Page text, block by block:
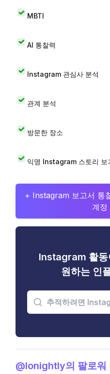
MBTI
AI 통찰력
Instagram 관심사 분석
관계 분석
방문한 장소
익명 Instagram 스토리 보
+ Instagram 보고서 통
계정
Instagram 활동
원하는 인
@lonightly의 팔로워